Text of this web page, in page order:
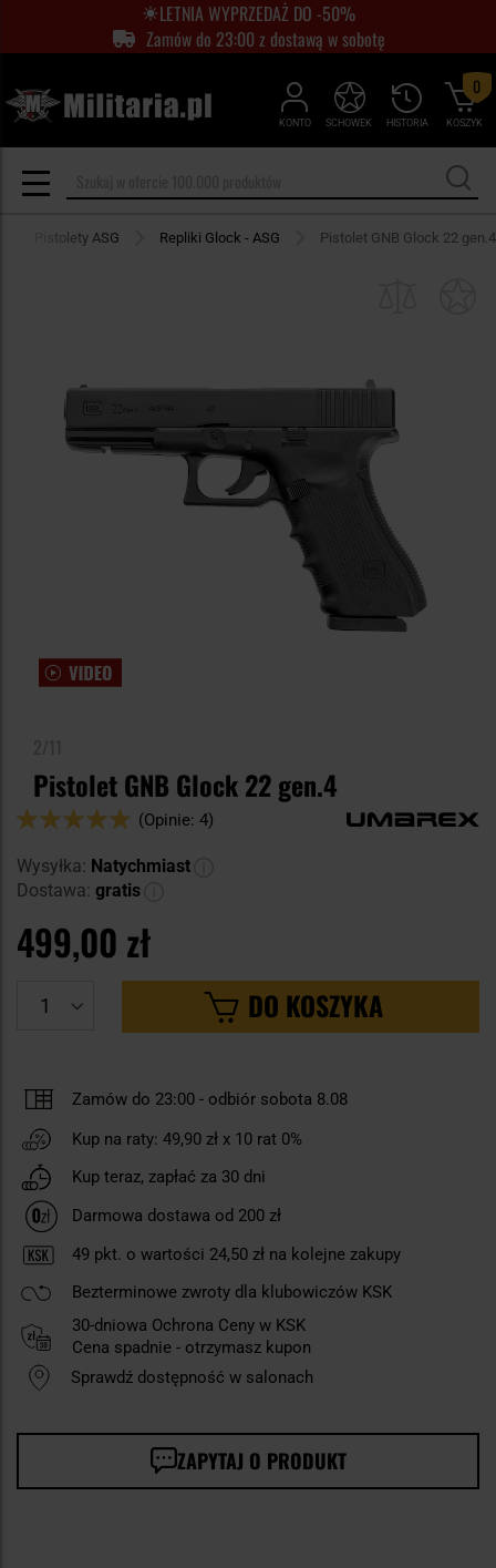
LETNIA WYPRZEDAŻ DO -50%
Zamów do 23:00 z dostawą w sobotę
KONTO HISTORIA
SCHOWEK KOSZYK
0
Pistolety ASG Repliki Glock - ASG Pistolet GNB Glock 22 gen.4
Pistolet GNB Glock 22 gen.4
Ocena:
(Opinie: 4)
Wysyłka: Natychmiast
Dostawa: gratis
499,00 zł
DO KOSZYKA
Zamów do 23:00 - odbiór sobota 8.08
Kup na raty: 49,90 zł x 10 rat 0%
Kup teraz, zapłać za 30 dni
Darmowa dostawa od 200 zł
49 pkt. o wartości 24,50 zł na kolejne zakupy
Bezterminowe zwroty dla klubowiczów KSK
30-dniowa Ochrona Ceny w KSK
Cena spadnie - otrzymasz kupon
Sprawdź dostępność w salonach
ZAPYTAJ O PRODUKT